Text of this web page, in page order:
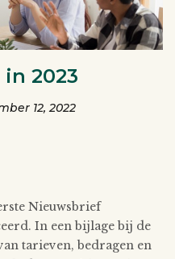
2023
12, 2022
Nieuwsbrief
In een bijlage bij de
tarieven, bedragen en